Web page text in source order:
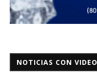
NOTICIAS CON VIDEO